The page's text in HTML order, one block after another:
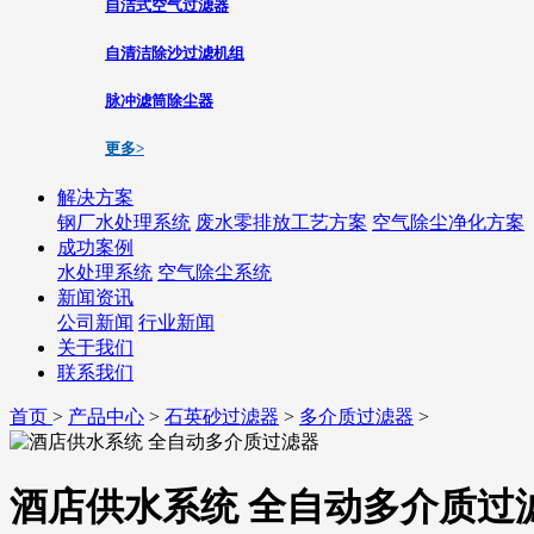
自洁式空气过滤器
自清洁除沙过滤机组
脉冲滤筒除尘器
更多>
解决方案
钢厂水处理系统 废水零排放工艺方案 空气除尘净化方案
成功案例
水处理系统 空气除尘系统
新闻资讯
公司新闻 行业新闻
关于我们
联系我们
首页 > 产品中心 > 石英砂过滤器 > 多介质过滤器 >
酒店供水系统 全自动多介质过